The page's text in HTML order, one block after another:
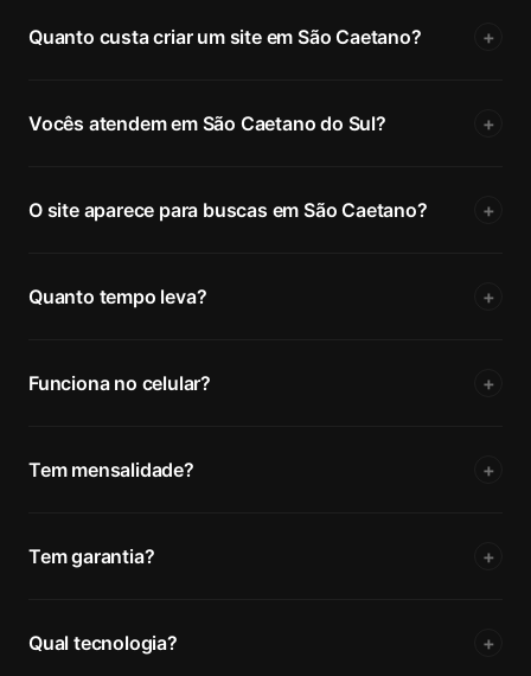
Quanto custa criar um site em São Caetano? +
Vocês atendem em São Caetano do Sul? +
O site aparece para buscas em São Caetano? +
Quanto tempo leva? +
Funciona no celular? +
Tem mensalidade? +
Tem garantia? +
Qual tecnologia? +